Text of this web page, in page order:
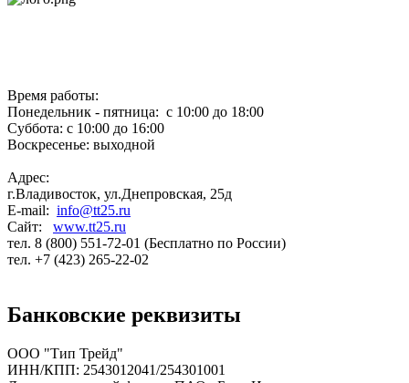
Время работы:
Понедельник - пятница: с 10:00 до 18:00
Суббота: с 10:00 до 16:00
Воскресенье: выходной
Адрес:
г.Владивосток, ул.Днепровская, 25д
E-mail: info@tt25.ru
Сайт: www.tt25.ru
тел. 8 (800) 551-72-01 (Бесплатно по России)
тел. +7 (423) 265-22-02
Банковские реквизиты
ООО "Тип Трейд"
ИНН/КПП: 2543012041/254301001